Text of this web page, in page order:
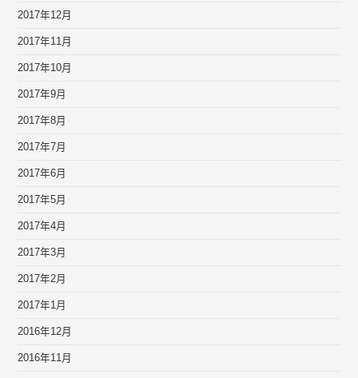
2017年12月
2017年11月
2017年10月
2017年9月
2017年8月
2017年7月
2017年6月
2017年5月
2017年4月
2017年3月
2017年2月
2017年1月
2016年12月
2016年11月